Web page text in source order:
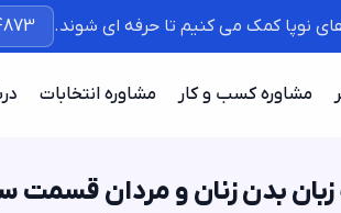
نوپا کمک می کنیم تا حرفه ای شوند.
مشاوره کسب و کار مشاوره انتخابات
بدن زنان و مردان قسمت